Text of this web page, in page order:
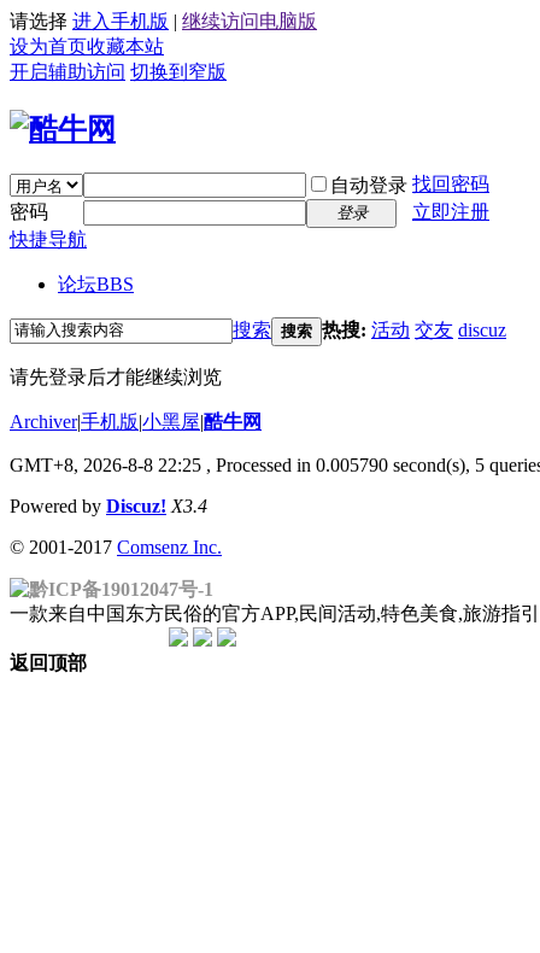
请选择 进入手机版 | 继续访问电脑版
设为首页收藏本站
开启辅助访问 切换到窄版
自动登录 找回密码
密码
登录
立即注册
快捷导航
论坛BBS
搜索 搜索 热搜: 活动 交友 discuz
请先登录后才能继续浏览
Archiver|手机版|小黑屋|酷牛网
GMT+8, 2026-8-8 22:25 , Processed in 0.005790 second(s), 5
Powered by Discuz! X3.4
© 2001-2017 Comsenz Inc.
黔ICP备19012047号-1
一款来自中国东方民俗的官方APP,民间活动,特色美食,旅游
返回顶部